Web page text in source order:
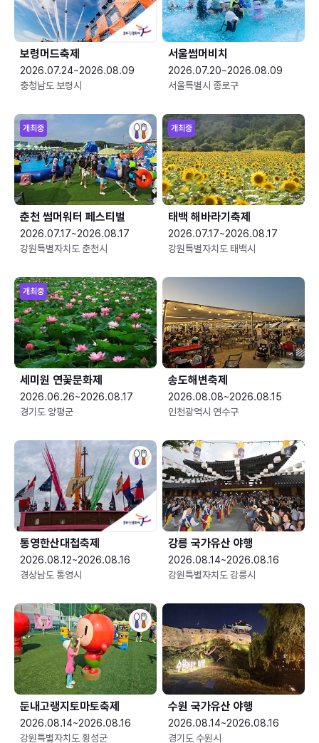
보령머드축제
2026.07.24~2026.08.09
충청남도 보령시
서울썸머비치
2026.07.20~2026.08.09
서울특별시 종로구
개최중
춘천 썸머워터 페스티벌
2026.07.17~2026.08.17
강원특별자치도 춘천시
개최중
태백 해바라기축제
2026.07.17~2026.08.17
강원특별자치도 태백시
개최중
세미원 연꽃문화제
2026.06.26~2026.08.17
경기도 양평군
송도해변축제
2026.08.08~2026.08.15
인천광역시 연수구
통영한산대첩축제
2026.08.12~2026.08.16
경상남도 통영시
강릉 국가유산 야행
2026.08.14~2026.08.16
강원특별자치도 강릉시
둔내고랭지토마토축제
2026.08.14~2026.08.16
강원특별자치도 횡성군
수원 국가유산 야행
2026.08.14~2026.08.16
경기도 수원시